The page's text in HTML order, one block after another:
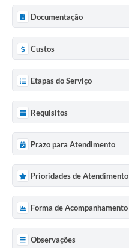
Documentação
Custos
Etapas do Serviço
Requisitos
Prazo para Atendimento
Prioridades de Atendimento
Forma de Acompanhamento
Observações